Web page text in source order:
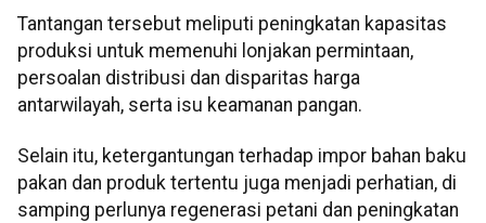
Tantangan tersebut meliputi peningkatan kapasitas
produksi untuk memenuhi lonjakan permintaan,
persoalan distribusi dan disparitas harga
antarwilayah, serta isu keamanan pangan.
Selain itu, ketergantungan terhadap impor bahan baku
pakan dan produk tertentu juga menjadi perhatian, di
samping perlunya regenerasi petani dan peningkatan